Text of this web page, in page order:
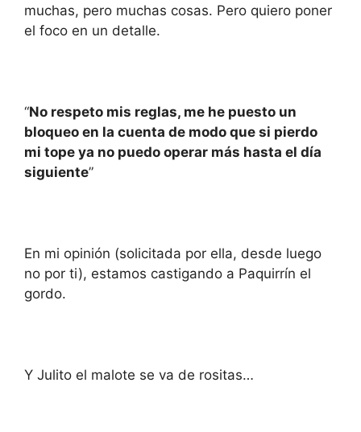
muchas, pero muchas cosas. Pero quiero poner
el foco en un detalle.
“No respeto mis reglas, me he puesto un
bloqueo en la cuenta de modo que si pierdo
mi tope ya no puedo operar más hasta el día
siguiente”
En mi opinión (solicitada por ella, desde luego
no por ti), estamos castigando a Paquirrín el
gordo.
Y Julito el malote se va de rositas…